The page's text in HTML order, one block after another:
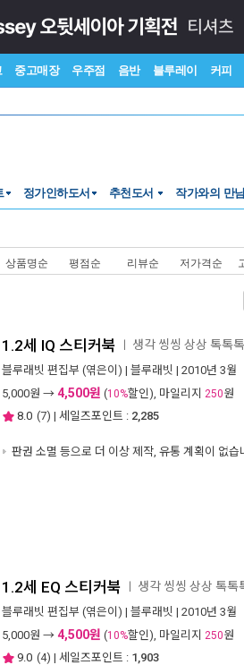
중고매장 우주점 음반 블루레이 커피
정가인하도서 추천도서 작가와의 만
상품명순 평점순 리뷰순 저가격순
1.2세 IQ 스티커북 생각 씽씽 상상 톡톡톡
블루래빗 편집부 (엮은이) | 블루래빗 | 2010년 3월
5,000원 → 4,500원 (10%할인), 마일리지 250원
8.0 (7) | 세일즈포인트 : 2,285
판권 소멸 등으로 더 이상 제작, 유통 계획이 없습
1.2세 EQ 스티커북 생각 씽씽 상상 톡톡
블루래빗 편집부 (엮은이) | 블루래빗 | 2010년 3월
5,000원 → 4,500원 (10%할인), 마일리지 250원
9.0 (4) | 세일즈포인트 : 1,903